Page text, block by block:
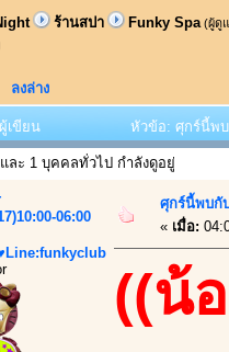
ร้านสปา Funky Spa (ผู้ดู
ลงล่าง
ผู้เขียน หัวข้อ: ศุกร์นี้พบ
ละ 1 บุคคลทั่วไป กำลังดูอยู่
06:00
ศุกร์นี้พบกั
« เมื่อ:
((น้